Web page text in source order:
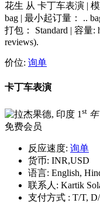
花生 从 卡丁车表演 | 模
bag | 最小起订量： ..
打包： Standard | 容量:
reviews).
价位: 询单
卡丁车表演
1 st 年
免费会员
反应速度: 询单
货币: INR,USD
语言: English,
联系人: Kartik
支付方式 : T/T,